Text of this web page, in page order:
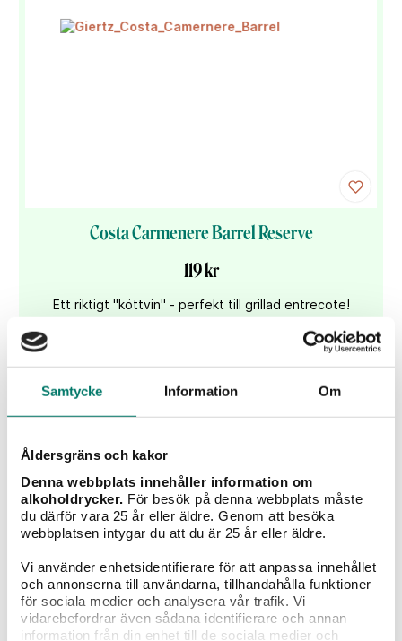
Samtycke Information Om
Åldersgräns och kakor
Denna webbplats innehåller information om
alkoholdrycker. För besök på denna webbplats måste
du därför vara 25 år eller äldre. Genom att besöka
webbplatsen intygar du att du är 25 år eller äldre.
Vi använder enhetsidentifierare för att anpassa innehållet
och annonserna till användarna, tillhandahålla funktioner
för sociala medier och analysera vår trafik. Vi
vidarebefordrar även sådana identifierare och annan
information från din enhet till de sociala medier och
Costa Carmenere Barrel Reserve
119 kr
Ett riktigt "köttvin" - perfekt till grillad entrecote!